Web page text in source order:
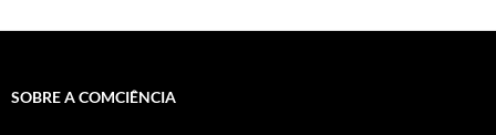
SOBRE A COMCIÊNCIA